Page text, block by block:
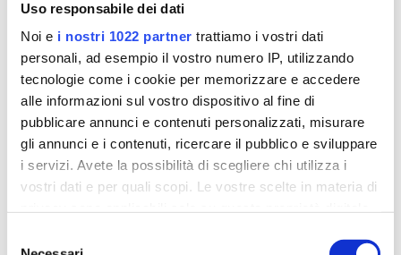
Uso responsabile dei dati
Noi e i nostri 1022 partner trattiamo i vostri dati
personali, ad esempio il vostro numero IP, utilizzando
tecnologie come i cookie per memorizzare e accedere
alle informazioni sul vostro dispositivo al fine di
pubblicare annunci e contenuti personalizzati, misurare
gli annunci e i contenuti, ricercare il pubblico e sviluppare
i servizi. Avete la possibilità di scegliere chi utilizza i
vostri dati e per quali scopi. Le vostre scelte in materia di
modificare o revocare il proprio consenso in qualsiasi
comorbidità, rapporto rischio-beneficio e consenso
Cosa succede dopo
l’infiltrazione di PRP
Dopo il trattamento possono comparire dolore
locale, senso di tensione, rigidità o lieve gonfiore.
In genere si tratta di reazioni transitorie, ma ogni
sintomo importante, persistente o insolito deve
essere riferito al medico.